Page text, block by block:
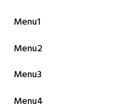
Menu1
Menu2
Menu3
Menu4